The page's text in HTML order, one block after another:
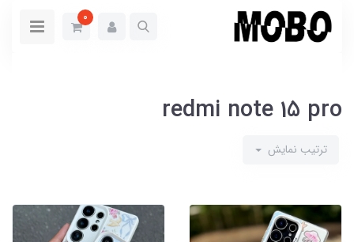
0
redmi note 15 pro
ترتیب نمایش